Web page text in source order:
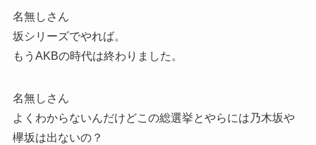
名無しさん
坂シリーズでやれば。
もうAKBの時代は終わりました。
名無しさん
よくわからないんだけどこの総選挙とやらには乃木坂や
欅坂は出ないの？